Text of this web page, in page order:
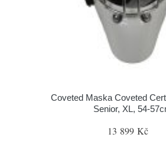
Coveted Maska Coveted
Senior, XL, 54-
13 899 Kč